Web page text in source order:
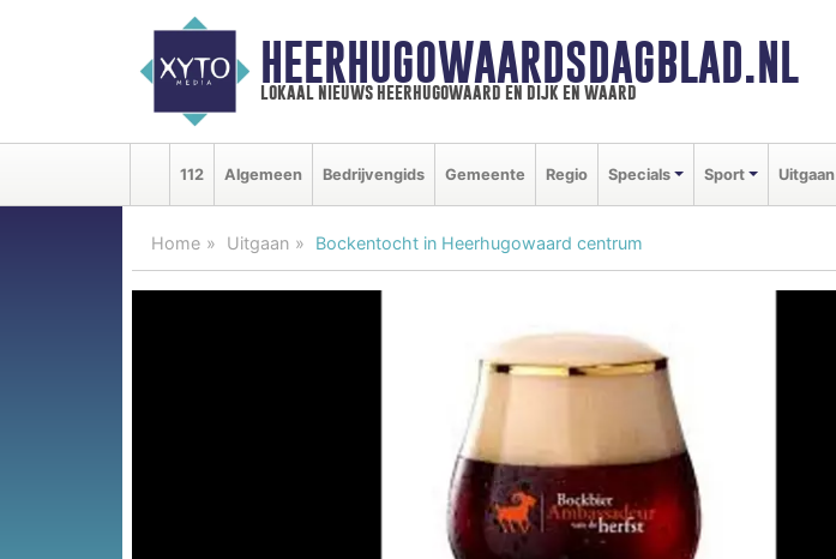
HEERHUGOWAARDSDAGBLAD.NL
lokaal nieuws heerhugowaard en dijk en waard
112 Algemeen Bedrijvengids Gemeente Regio Specials Sport Uitgaan
Home Uitgaan Bockentocht in Heerhugowaard centrum